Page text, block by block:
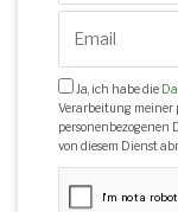
Ja, ich habe die
Verarbeitung meiner
personenbezogenen
von diesem Dienst